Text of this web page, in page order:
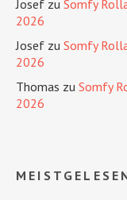
Josef zu Somfy
2026
Josef zu Somfy
2026
Thomas zu Somfy
2026